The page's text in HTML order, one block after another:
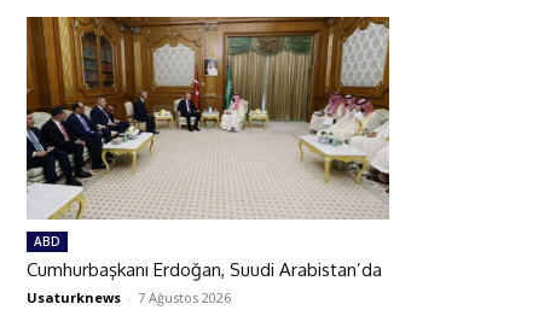
ABD
Cumhurbaşkanı Erdoğan, Suudi Arabistan’da
Usaturknews - 7 Ağustos 2026